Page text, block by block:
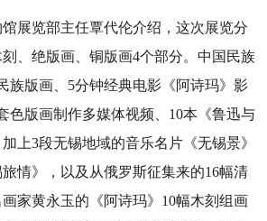
览部主任覃代伦介绍，这次展览分
、绝版画、铜版画4个部分。中国民族
族版画、5分钟经典电影《阿诗玛》影
色版画制作多媒体视频、10本《鲁迅与
上3段无锡地域的音乐名片《无锡景》
旅情》，以及从俄罗斯征集来的16幅清
家黄永玉的《阿诗玛》10幅木刻组画